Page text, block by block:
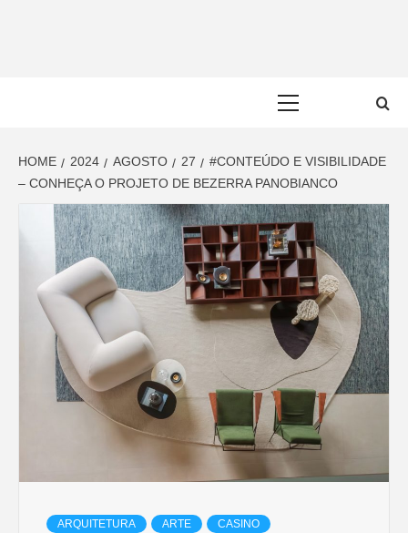
HOME 2024 AGOSTO 27
#CONTEÚDO E VISIBILIDADE
– CONHEÇA O PROJETO DE BEZERRA PANOBIANCO
ARQUITETURA ARTE CASINO